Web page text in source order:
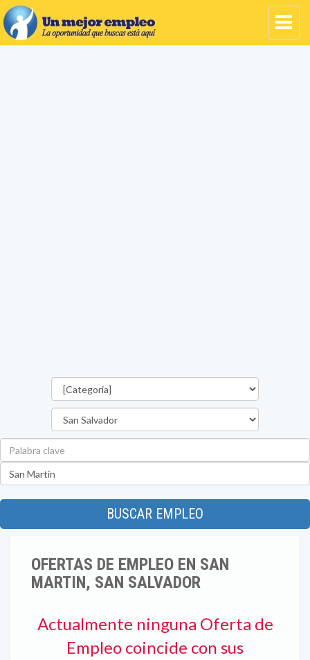
BUSCAR EMPLEO
OFERTAS DE EMPLEO EN SAN
MARTIN, SAN SALVADOR
Actualmente ninguna Oferta de
Empleo coincide con sus